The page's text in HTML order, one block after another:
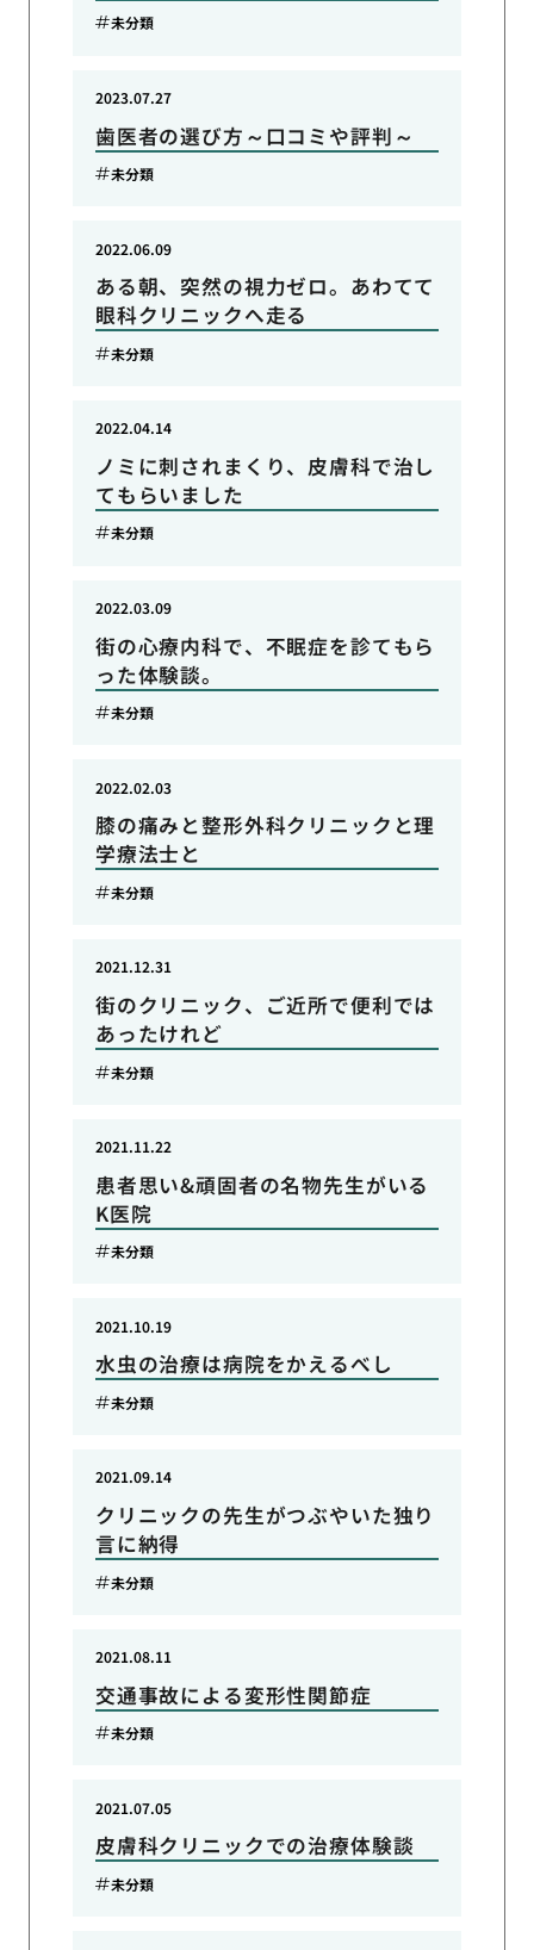
未分類
歯医者の選び方～口コミや評判～
2023.07.27
未分類
ある朝、突然の視力ゼロ。あわてて
眼科クリニックへ走る
2022.06.09
未分類
ノミに刺されまくり、皮膚科で治し
てもらいました
2022.04.14
未分類
街の心療内科で、不眠症を診てもら
った体験談。
2022.03.09
未分類
膝の痛みと整形外科クリニックと理
学療法士と
2022.02.03
未分類
街のクリニック、ご近所で便利では
あったけれど
2021.12.31
未分類
患者思い&頑固者の名物先生がいる
K医院
2021.11.22
未分類
水虫の治療は病院をかえるべし
2021.10.19
未分類
クリニックの先生がつぶやいた独り
言に納得
2021.09.14
未分類
交通事故による変形性関節症
2021.08.11
未分類
皮膚科クリニックでの治療体験談
2021.07.05
未分類